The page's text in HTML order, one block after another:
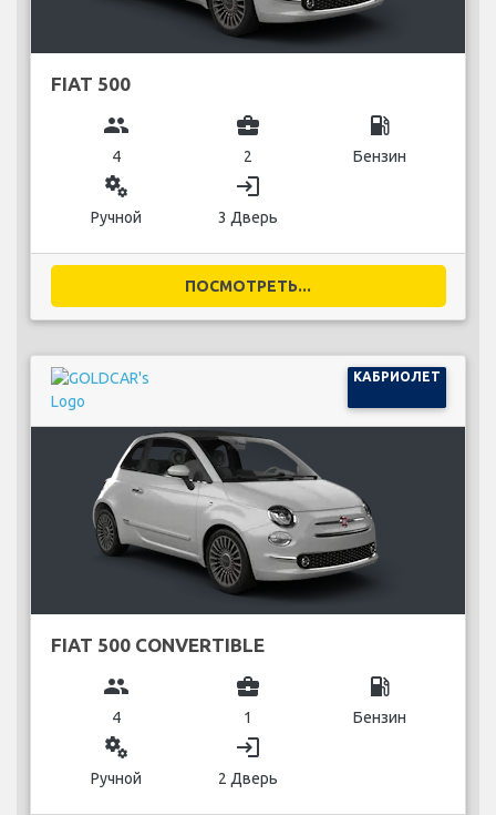
FIAT 500
group
4
business_center
2
local_gas_station
Бензин
miscellaneous_services
Ручной
login
3 Дверь
ПОСМОТРЕТЬ...
КАБРИОЛЕТ
FIAT 500 CONVERTIBLE
group
4
business_center
1
local_gas_station
Бензин
miscellaneous_services
Ручной
login
2 Дверь